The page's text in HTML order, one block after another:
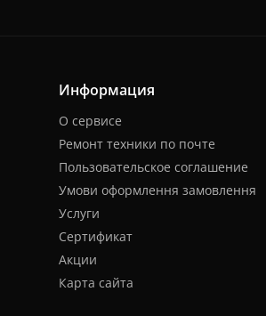
Информация
О сервисе
Ремонт техники по почте
Пользовательское соглашение
Умови оформлення замовлення
Услуги
Сертификат
Акции
Карта сайта